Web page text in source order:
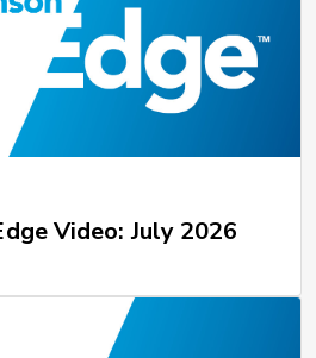
Video: July 2026